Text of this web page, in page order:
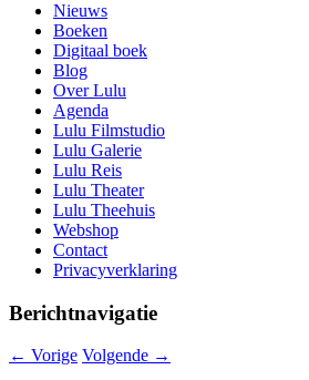
Nieuws
Boeken
Digitaal boek
Blog
Over Lulu
Agenda
Lulu Filmstudio
Lulu Galerie
Lulu Reis
Lulu Theater
Lulu Theehuis
Webshop
Contact
Privacyverklaring
Berichtnavigatie
← Vorige Volgende →